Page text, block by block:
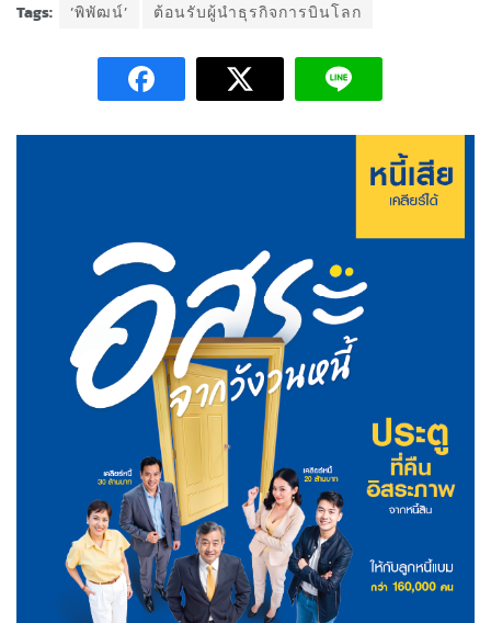
Tags: ‘พิพัฒน์’ ต้อนรับผู้นำธุรกิจการบินโลก